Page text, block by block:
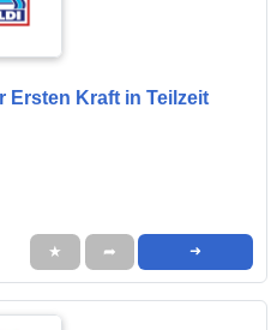
Ersten Kraft in Teilzeit
★ ➦ ➜